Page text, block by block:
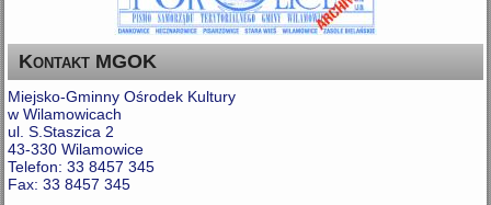
Kontakt MGOK
Miejsko-Gminny Ośrodek Kultury
w Wilamowicach
ul. S.Staszica 2
43-330 Wilamowice
Telefon: 33 8457 345
Fax: 33 8457 345